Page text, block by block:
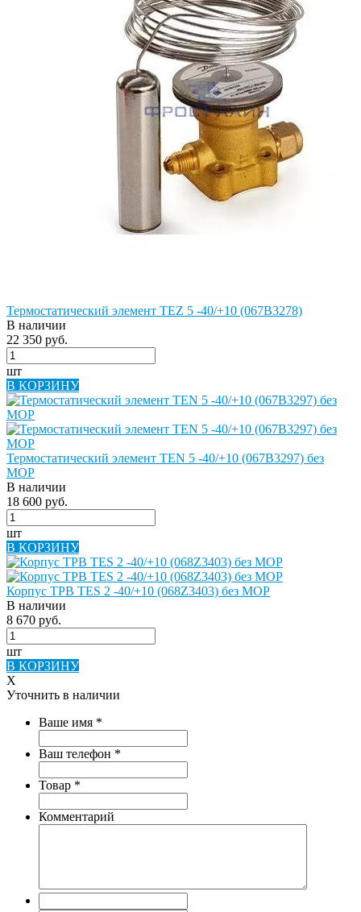
Термостатический элемент TEZ 5 -40/+10 (067B3278)
В наличии
22 350 руб.
шт
В КОРЗИНУ
Термостатический элемент TEN 5 -40/+10 (067B3297) без
MOP
В наличии
18 600 руб.
шт
В КОРЗИНУ
Корпус ТРВ TES 2 -40/+10 (068Z3403) без MOP
В наличии
8 670 руб.
шт
В КОРЗИНУ
X
Уточнить в наличии
Ваше имя *
Ваш телефон *
Товар *
Комментарий